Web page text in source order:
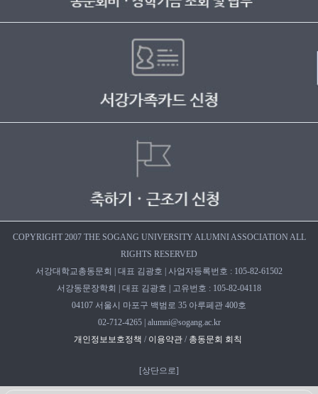
COPYRIGHT 2007 THE SOGANG UNIVERSITY ALUMNI ASSOCIATION ALL
RIGHTS RESERVED
서강대학교총동문회 | 대표 김광호 | 사업자등록번호 : 105-82-61502
서강동문장학회 | 대표 김광호 | 고유번호 : 105-82-04118
04107 서울시 마포구 백범로 35 아루페관 400호
02-712-4265 | alumni@sogang.ac.kr
개인정보보호정책 / 이용약관 / 총동문회 회칙
[상단으로]